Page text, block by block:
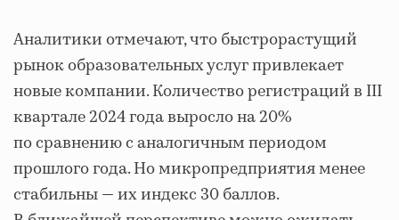
Аналитики отмечают, что быстрорастущий
рынок образовательных услуг привлекает
новые компании. Количество регистраций в III
квартале 2024 года выросло на 20%
по сравнению с аналогичным периодом
прошлого года. Но микропредприятия менее
стабильны — их индекс 30 баллов.